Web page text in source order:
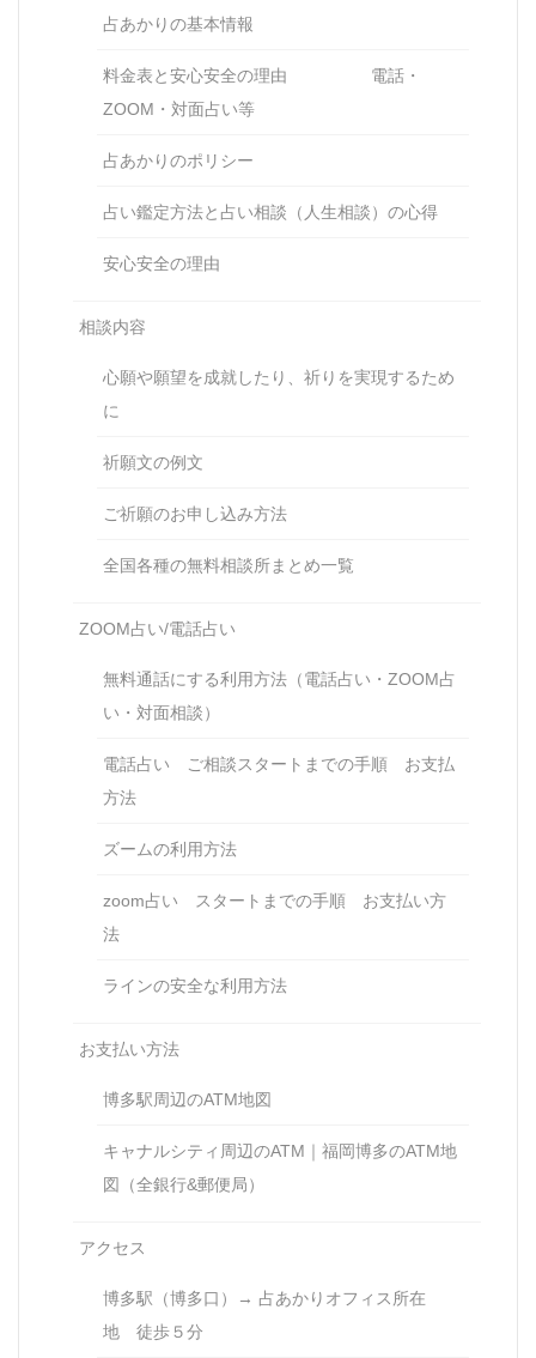
占あかりの基本情報
料金表と安心安全の理由 電話・
ZOOM・対面占い等
占あかりのポリシー
占い鑑定方法と占い相談（人生相談）の心得
安心安全の理由
相談内容
心願や願望を成就したり、祈りを実現するため
に
祈願文の例文
ご祈願のお申し込み方法
全国各種の無料相談所まとめ一覧
ZOOM占い/電話占い
無料通話にする利用方法（電話占い・ZOOM占
い・対面相談）
電話占い ご相談スタートまでの手順 お支払
方法
ズームの利用方法
zoom占い スタートまでの手順 お支払い方
法
ラインの安全な利用方法
お支払い方法
博多駅周辺のATM地図
キャナルシティ周辺のATM｜福岡博多のATM地
図（全銀行&郵便局）
アクセス
博多駅（博多口）→ 占あかりオフィス所在
地 徒歩５分